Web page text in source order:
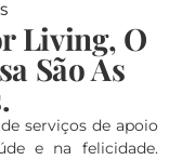
Living, O
São As
serviços de apoio
e na felicidade.